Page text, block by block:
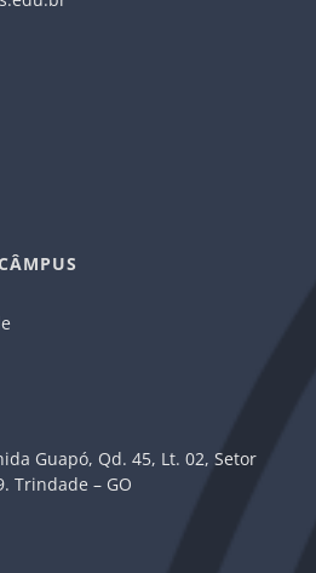
Guapó, Qd. 45, Lt. 02, Setor
Trindade – GO